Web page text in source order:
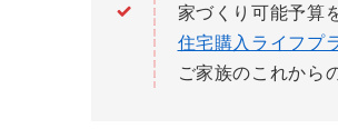
家づくり可能予算
住宅購入ライフプ
ご家族のこれから